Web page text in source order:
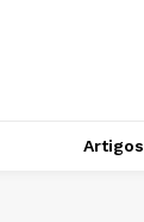
Artigos